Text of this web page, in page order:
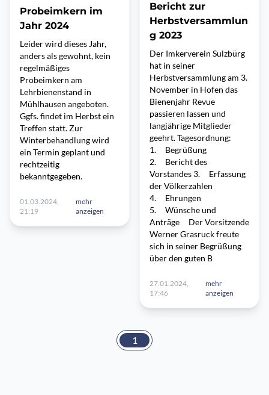
Probeimkern im
Jahr 2024
Leider wird dieses Jahr,
anders als gewohnt, kein
regelmäßiges
Probeimkern am
Lehrbienenstand in
Mühlhausen angeboten.
Ggfs. findet im Herbst ein
Treffen statt. Zur
Winterbehandlung wird
ein Termin geplant und
rechtzeitig
bekanntgegeben.
01.03.2024,
21:19
mehr
anzeigen
Bericht zur
Herbstversammlun
g 2023
Der Imkerverein Sulzbürg
hat in seiner
Herbstversammlung am 3.
November in Hofen das
Bienenjahr Revue
passieren lassen und
langjährige Mitglieder
geehrt. Tagesordnung:
1. Begrüßung
2. Bericht des
Vorstandes 3. Erfassung
der Völkerzahlen
4. Ehrungen
5. Wünsche und
Anträge Der Vorsitzende
Werner Grasruck freute
sich in seiner Begrüßung
über den guten B
27.01.2024,
17:46
mehr
anzeigen
1